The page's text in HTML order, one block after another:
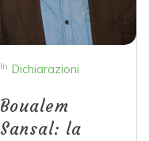
In Dichiarazioni
Boualem
Sansal: la